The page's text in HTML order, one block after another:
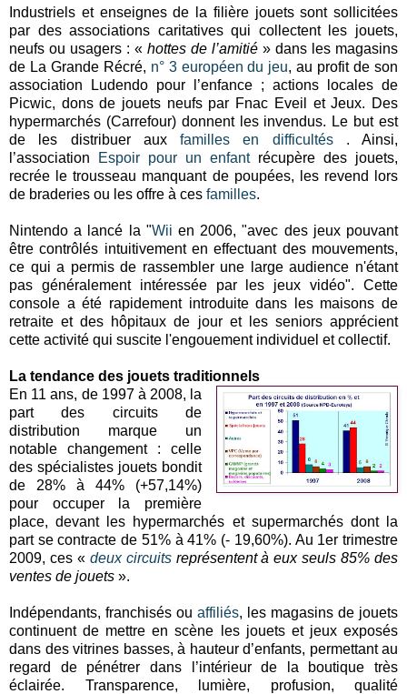
Industriels et enseignes de la filière jouets sont sollicitées
par des associations caritatives qui collectent les jouets,
neufs ou usagers : « hottes de l’amitié » dans les magasins
de La Grande Récré, n° 3 européen du jeu, au profit de son
association Ludendo pour l’enfance ; actions locales de
Picwic, dons de jouets neufs par Fnac Eveil et Jeux. Des
hypermarchés (Carrefour) donnent les invendus. Le but est
de les distribuer aux familles en difficultés. Ainsi,
l’association
Espoir pour un enfantrécupère des jouets,
recrée le trousseau manquant de poupées, les revend lors
de braderies ou les offre à ces familles.
Nintendo a lancé la "Wii en 2006, "avec des jeux pouvant
être contrôlés intuitivement en effectuant des mouvements,
ce qui a permis de rassembler une large audience n'étant
pas généralement intéressée par les jeux vidéo". Cette
console a été rapidement introduite dans les maisons de
retraite et des hôpitaux de jour et les seniors apprécient
cette activité qui suscite l'engouement individuel et collectif.
La tendance des jouets traditionnels
En 11 ans, de 1997 à 2008, la
part des circuits de
distribution marque un
notable changement : celle
des spécialistes jouets bondit
de 28% à 44% (+57,14%)
pour occuper la première
place, devant les hypermarchés et supermarchés dont la
part se contracte de 51% à 41% (- 19,60%). Au 1er trimestre
2009, ces « deux circuitsreprésentent à eux seuls 85% des
ventes de jouets ».
Indépendants, franchisés ou affiliés, les magasins de jouets
continuent de mettre en scène les jouets et jeux exposés
dans des vitrines basses, à hauteur d’enfants, permettant au
regard de pénétrer dans l’intérieur de la boutique très
éclairée. Transparence, lumière, profusion, qualité